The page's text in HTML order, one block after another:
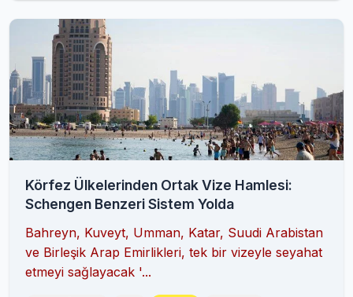
Körfez Ülkelerinden Ortak Vize Hamlesi:
Schengen Benzeri Sistem Yolda
Bahreyn, Kuveyt, Umman, Katar, Suudi Arabistan
ve Birleşik Arap Emirlikleri, tek bir vizeyle seyahat
etmeyi sağlayacak '...